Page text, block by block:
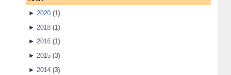
► 2020 (1)
► 2018 (1)
► 2016 (1)
► 2015 (3)
► 2014 (3)